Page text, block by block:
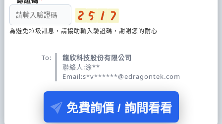
為避免垃圾訊息，請協助輸入驗證碼，謝謝您的耐心
To:
龍欣科技股份有限公司
聯絡人:涂**
Email:s*v******@edragontek.com
免費詢價 / 詢問看看